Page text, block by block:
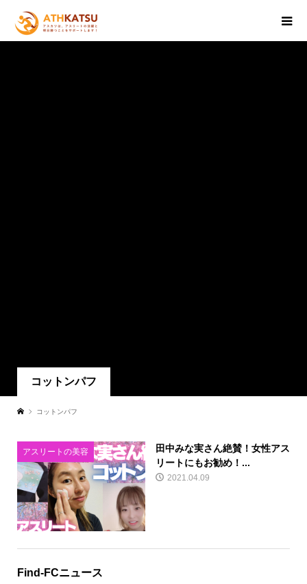
コットンパフ
コットンパフ
アスリートの美容
田中みな実さん絶賛！女性アス
リートにもお勧め！...
2021.04.09
Find-FCニュース